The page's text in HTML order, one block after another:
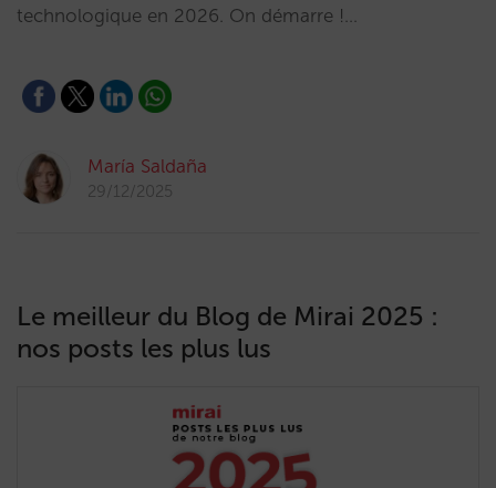
technologique en 2026. On démarre !…
María Saldaña
29/12/2025
Le meilleur du Blog de Mirai 2025 :
nos posts les plus lus